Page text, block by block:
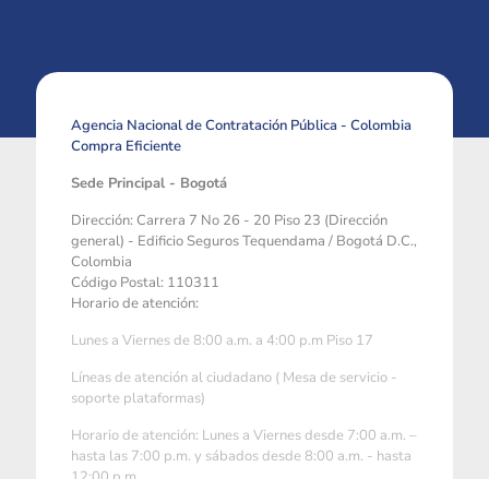
Agencia Nacional de Contratación Pública - Colombia
Compra Eficiente
Sede Principal - Bogotá
Dirección: Carrera 7 No 26 - 20 Piso 23 (Dirección
general) - Edificio Seguros Tequendama / Bogotá D.C.,
Colombia
Código Postal: 110311
Horario de atención:
Lunes a Viernes de 8:00 a.m. a 4:00 p.m Piso 17
Líneas de atención al ciudadano ( Mesa de servicio -
soporte plataformas)
Horario de atención: Lunes a Viernes desde 7:00 a.m. –
hasta las 7:00 p.m. y sábados desde 8:00 a.m. - hasta